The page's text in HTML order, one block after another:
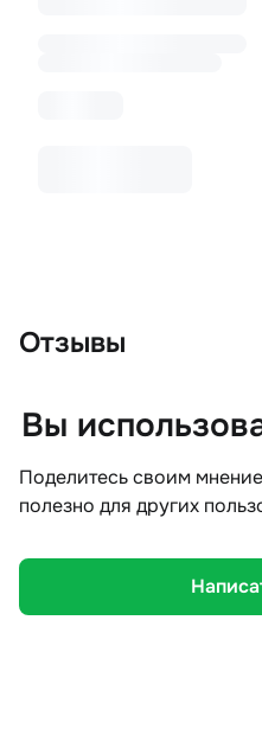
Отзывы
Вы
Поделитесь своим
полезно для других